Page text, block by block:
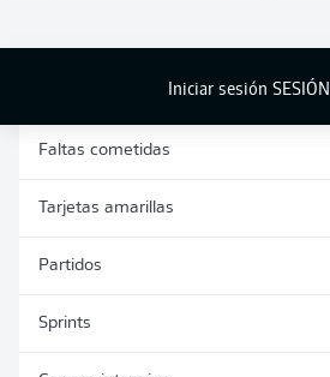
Iniciar sesión SESIÓN
Faltas cometidas
Tarjetas amarillas
Partidos
Sprints